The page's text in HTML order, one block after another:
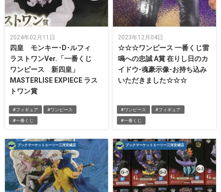
2024年02月11日
四皇 モンキー･D･ルフィ
ラストワンVer.「一番くじ
ワンピース 新四皇」
MASTERLISE EXPIECE ラス
トワン賞
#フィギュア #ワンピース
#一番くじ
2023年12月04日
☆☆☆ワンピース 一番くじ雷
鳴への忠誠 A賞 在りし日のカ
イドウ-魂豪示像-お持ち込み
いただきました☆☆☆
#ワンピース #フィギュア
#一番くじ
ブックマーケットエーツー三河安城店 ブックマーケットエーツー三河安城店